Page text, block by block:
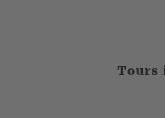
Tours